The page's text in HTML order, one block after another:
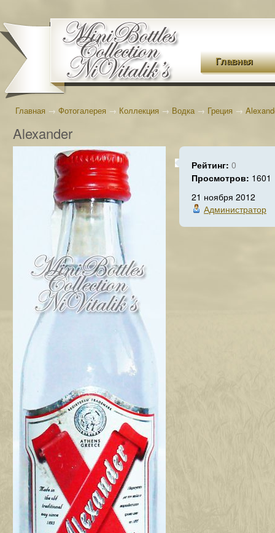
Главная
Главная → Фотогалерея → Коллекция → Водка→ Греция →
Alexander
Рейтинг: 0
Просмотров: 1601
21 ноября 2012
Администратор